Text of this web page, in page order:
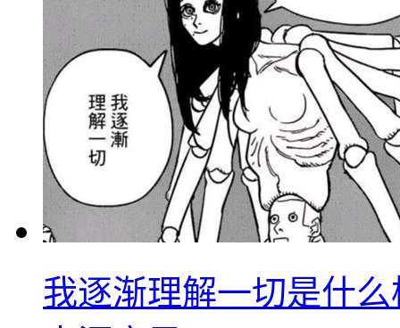
我逐渐理解一切是什